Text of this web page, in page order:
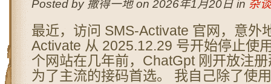
Posted by 撒得一地 on 2026年1月20日 in 杂谈
最近，访问 SMS-Activate 官网，意外
Activate 从 2025.12.29 号开始停止使
个网站在几年前，ChatGpt 刚开放注
为了主流的接码首选。 我自己除了使